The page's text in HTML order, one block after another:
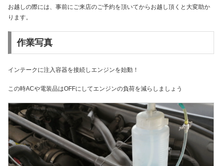
お越しの際には、事前にご来店のご予約を頂いてからお越し頂くと大変助か
ります。
作業写真
インテークに注入容器を接続しエンジンを始動！
この時ACや電装品はOFFにしてエンジンの負荷を減らしましょう